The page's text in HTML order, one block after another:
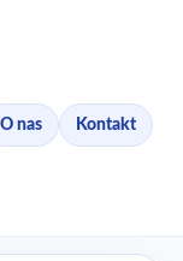
O nas Kontakt